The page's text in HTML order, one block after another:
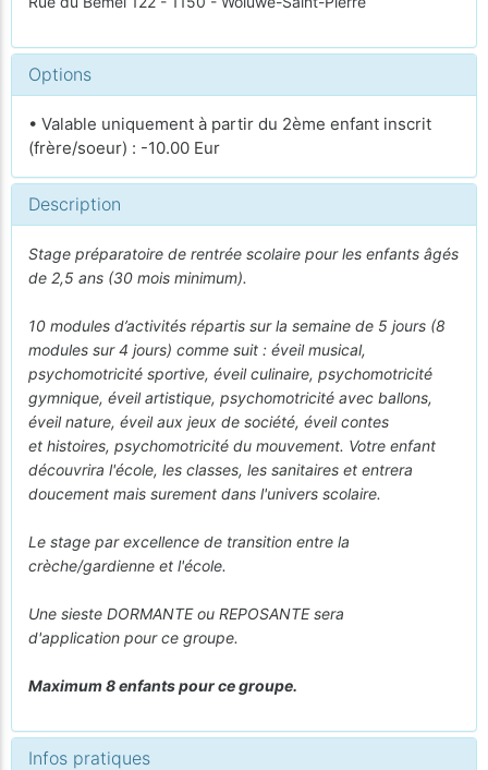
Options
• Valable uniquement à partir du 2ème enfant inscrit
(frère/soeur) : -10.00 Eur
Description
Stage préparatoire de rentrée scolaire pour les enfants âgés
de 2,5 ans (30 mois minimum).
10 modules d’activités répartis sur la semaine de 5 jours (8
modules sur 4 jours) comme suit : éveil musical,
psychomotricité sportive, éveil culinaire, psychomotricité
gymnique, éveil artistique, psychomotricité avec ballons,
éveil nature, éveil aux jeux de société, éveil contes
et histoires, psychomotricité du mouvement. Votre enfant
découvrira l'école, les classes, les sanitaires et entrera
doucement mais surement dans l'univers scolaire.
Le stage par excellence de transition entre la
crèche/gardienne et l'école.
Une sieste DORMANTE ou REPOSANTE sera
d'application pour ce groupe.
Maximum 8 enfants pour ce groupe.
Infos pratiques